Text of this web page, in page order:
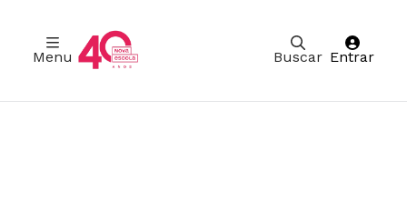
Buscar
Menu Entrar